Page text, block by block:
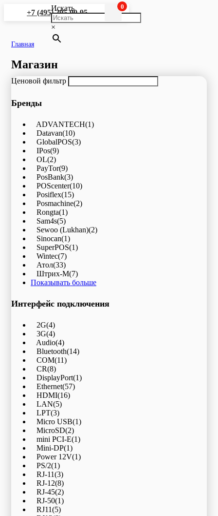
+7 (495) 295-90-95
Искать
×
0
Главная
Магазин
Ценовой фильтр
Бренды
ADVANTECH(1)
Datavan(10)
GlobalPOS(3)
IPos(9)
OL(2)
PayTor(9)
PosBank(3)
POScenter(10)
Posiflex(15)
Posmachine(2)
Rongta(1)
Sam4s(5)
Sewoo (Lukhan)(2)
Sinocan(1)
SuperPOS(1)
Wintec(7)
Атол(33)
Штрих-М(7)
Показывать больше
Интерфейс подключения
2G(4)
3G(4)
Audio(4)
Bluetooth(14)
COM(11)
CR(8)
DisplayPort(1)
Ethernet(57)
HDMI(16)
LAN(5)
LPT(3)
Micro USB(1)
MicroSD(2)
mini PCI-E(1)
Mini-DP(1)
Power 12V(1)
PS/2(1)
RJ-11(3)
RJ-12(8)
RJ-45(2)
RJ-50(1)
RJ11(5)